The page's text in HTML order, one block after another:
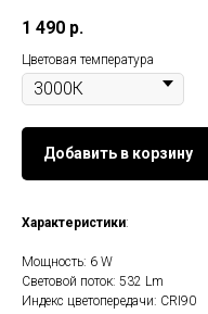
1 490 р.
Цветовая температура
Добавить в корзину
Характеристики:
Мощность: 6 W
Световой поток: 532 Lm
Индекс цветопередачи: CRI90